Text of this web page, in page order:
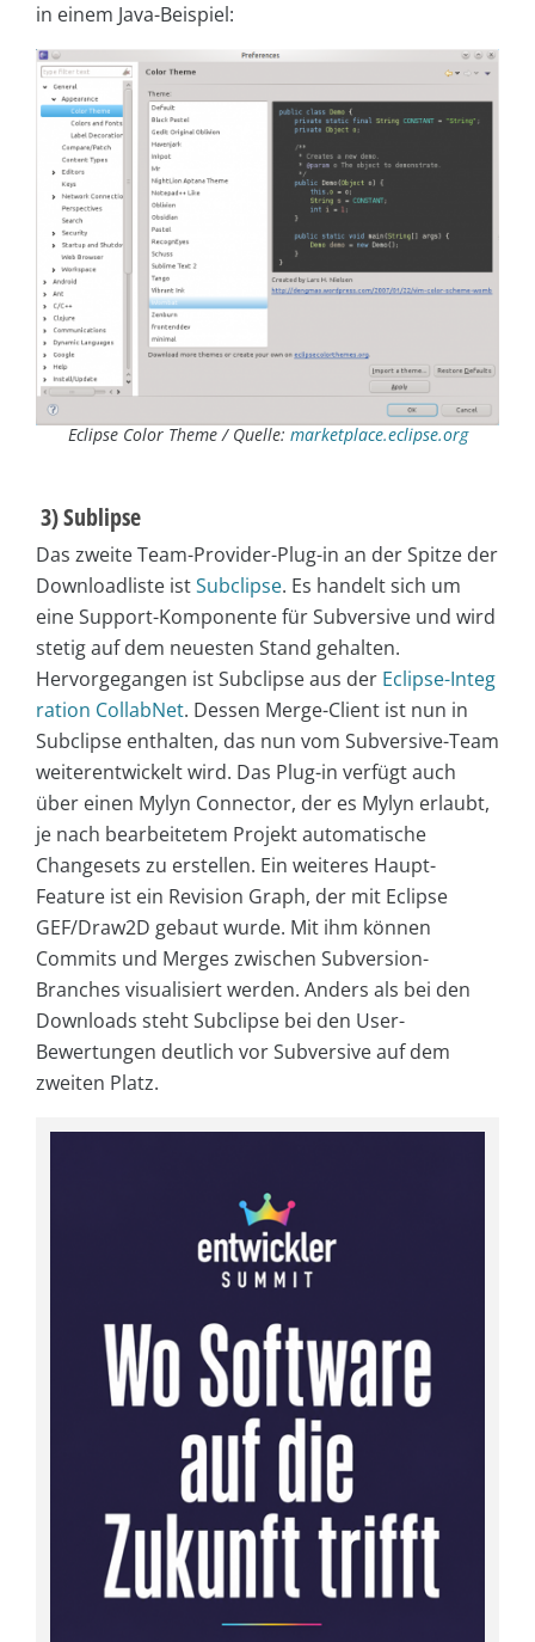
in einem Java-Beispiel:
Eclipse Color Theme / Quelle: marketplace.eclipse.org
3) Sublipse
Das zweite Team-Provider-Plug-in an der Spitze der
Downloadliste istSubclipse. Es handelt sich um
eine Support-Komponente für Subversive und wird
stetig auf dem neuesten Stand gehalten.
Hervorgegangen ist Subclipse aus der Eclipse-Integ
ration CollabNet. Dessen Merge-Client ist nun in
Subclipse enthalten, das nun vom Subversive-Team
weiterentwickelt wird. Das Plug-in verfügt auch
über einen Mylyn Connector, der es Mylyn erlaubt,
je nach bearbeitetem Projekt automatische
Changesets zu erstellen. Ein weiteres Haupt-
Feature ist ein Revision Graph, der mit Eclipse
GEF/Draw2D gebaut wurde. Mit ihm können
Commits und Merges zwischen Subversion-
Branches visualisiert werden. Anders als bei den
Downloads steht Subclipse bei den User-
Bewertungen deutlich vor Subversive auf dem
zweiten Platz.